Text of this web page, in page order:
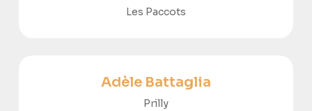
Les Paccots
Adèle Battaglia
Prilly